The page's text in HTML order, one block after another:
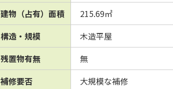
建物（占有）面積
215.69㎡
構造・規模
木造平屋
残置物有無
無
補修要否
大規模な補修